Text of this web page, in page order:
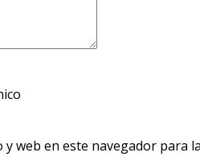
web en este navegador para